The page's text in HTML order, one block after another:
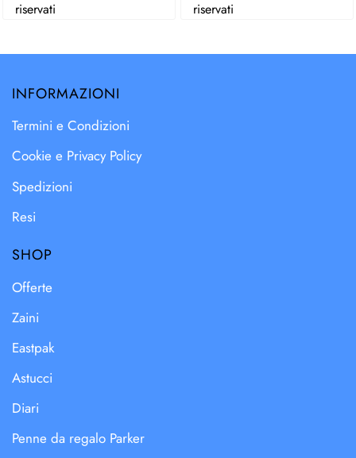
riservati
riservati
INFORMAZIONI
Termini e Condizioni
Cookie e Privacy Policy
Spedizioni
Resi
SHOP
Offerte
Zaini
Eastpak
Astucci
Diari
Penne da regalo Parker